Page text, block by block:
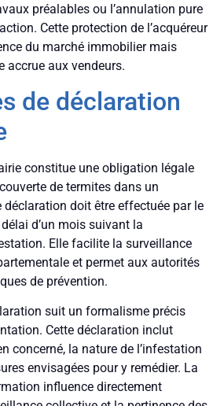
préalables ou l’annulation pure
Cette protection de l’acquéreur
du marché immobilier mais
accrue aux vendeurs.
de déclaration
constitue une obligation légale
de termites dans un
déclaration doit être effectuée par le
d’un mois suivant la
Elle facilite la surveillance
et permet aux autorités
de prévention.
suit un formalisme précis
Cette déclaration inclut
concerné, la nature de l’infestation
envisagées pour y remédier. La
influence directement